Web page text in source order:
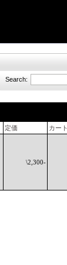
Search:
定価 カー
\2,300-